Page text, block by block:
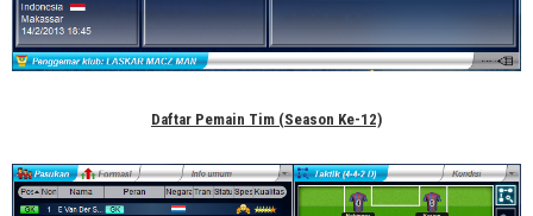
Daftar Pemain Tim (Season Ke-12)